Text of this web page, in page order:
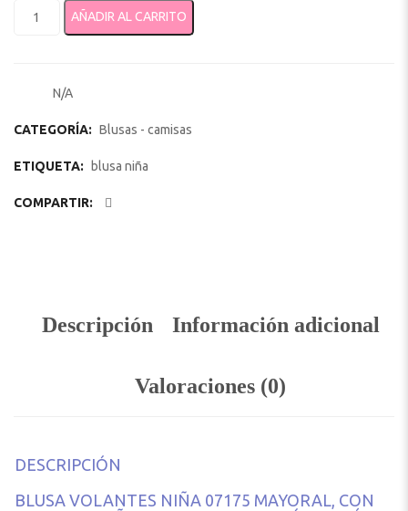
Blusa volantes niña 07175 cantidad
AÑADIR AL CARRITO
N/A
CATEGORÍA: Blusas - camisas
ETIQUETA: blusa niña
COMPARTIR:
Descripción Información adicional
Valoraciones (0)
DESCRIPCIÓN
BLUSA VOLANTES NIÑA 07175 MAYORAL, CON